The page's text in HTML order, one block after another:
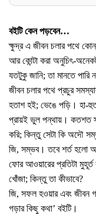
বইটি কেন পড়বেন…
ক্ষুদ্র এ জীবন চলার পথে কোন্
আর কোন্টা করা অনুচিৎ-
যতটুকু জানি; তা মানতে পারি
জীবন চলার পথে প্রচুর
হতাশ হই; ভেঙে পড়ি। হা-
প্রায়ই ভুল পন্থায়। কতশত
করি; কিন্তু সেটা কি অদৌ
জি, সম্ভব। তবে শর্ত হলো
ফোর আওয়ারের প্রতিটা মুহূর্ত
খোঁজা; কিন্তু তা কীভাবে?
জি, সফল হওয়ার এবং জীবন
গড়ার কিছু কথা’ বইটি।